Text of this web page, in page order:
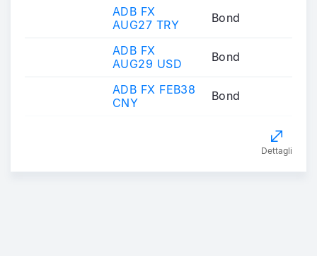
ADB FX
AUG27 TRY
Bond
ADB FX
AUG29 USD
Bond
ADB FX FEB38
CNY
Bond
Dettagli